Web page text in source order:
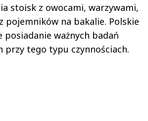
stoisk z owocami, warzywami,
pojemników na bakalie. Polskie
posiadanie ważnych badań
przy tego typu czynnościach.